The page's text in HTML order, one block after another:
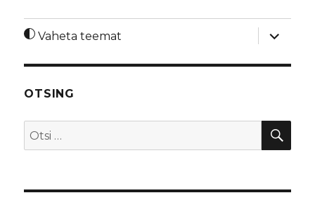
Vaheta teemat
laienda
OTSING
Otsi: